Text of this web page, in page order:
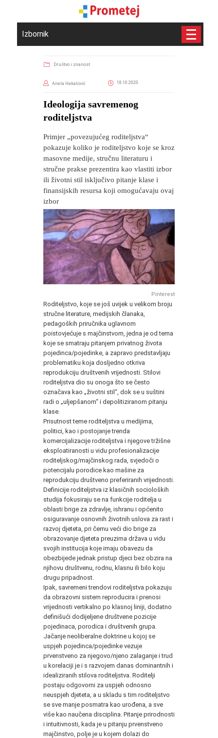
Izbornik
Društvo i znanost
Anela Hakalović 18.10.2020
Ideologija savremenog
roditeljstva
Primjer „povezujućeg roditeljstva“
pokazuje koliko je roditeljstvo koje se kroz
masovne medije, stručnu literaturu i
stručne prakse prezentira kao vlastiti izbor
ili životni stil isključivo pitanje klase i
finansijskih resursa koji omogućavaju ovaj
izbor
Pinterest
Roditeljstvo, koje se još uvijek u velikom broju
stručne literature, medijskih članaka,
pedagoških priručnika uglavnom
poistovjećuje s majčinstvom, jedna je od tema
koje se smatraju pitanjem privatnog života
pojedinca/pojedinke, a zapravo predstavljaju
problematiku koja dosljedno otkriva
reprodukciju društvenih vrijednosti. Stilovi
roditeljstva dio su onoga što se često
označava kao „životni stil“, dok se u suštini
radi o „uljepšanom“ i depolitiziranom pitanju
klase.
Prisutnost teme roditeljstva u medijima,
politici, kao i postojanje trenda
komercijalizacije roditeljstva i njegove tržišne
eksploatiranosti u vidu profesionalizacije
roditeljskog/majčinskog rada, svjedoči o
potencijalu porodice kao mašine za
reprodukciju društveno preferiranih vrijednosti.
Definicije roditeljstva iz klasičnih socioloških
studija fokusiraju se na funkcije roditelja u
oblasti brige za zdravlje, ishranu i općenito
osiguravanje osnovnih životnih uslova za rast i
razvoj djeteta, pri čemu veći dio brige za
obrazovanje djeteta preuzima država u vidu
svojih institucija koje imaju obavezu da
obezbijede jednak pristup djeci bez obzira na
njihovu društvenu, rodnu, klasnu ili bilo koju
drugu pripadnost.
Ipak, savremeni trendovi roditeljstva pokazuju
da obrazovni sistem reproducira i prenosi
vrijednosti vertikalno po klasnoj liniji, dodatno
definišući dodijeljene društvene pozicije
pojedinaca, porodica i društvenih grupa.
Jačanje neoliberalne doktrine u kojoj se
uspjeh pojedinca/pojedinke vezuje
prvenstveno za njegovo/njeno zalaganje i trud
u korelaciji je i s razvojem danas dominantnih i
idealiziranih stilova roditeljstva. Roditelji
postaju odgovorni za uspjeh odnosno
neuspjeh djeteta, a u skladu s tim roditeljstvo
se sve manje posmatra kao urođena, a sve
više kao naučena disciplina. Pitanje prirodnosti
i intuitivnosti, kada je u pitanju prvenstveno
majčinstvo, polje je u kojem dolazi do